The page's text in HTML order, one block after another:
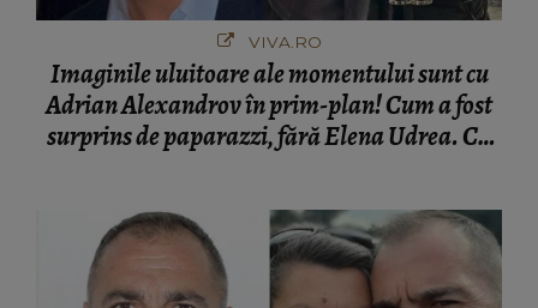
VIVA.RO
Imaginile uluitoare ale momentului sunt cu
Adrian Alexandrov în prim-plan! Cum a fost
surprins de paparazzi, fără Elena Udrea. Cu